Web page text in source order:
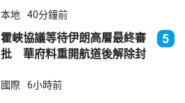
本地 40分鐘前
霍峽協議等待伊朗高層最終審
批 華府料重開航道後解除封
5
國際 6小時前